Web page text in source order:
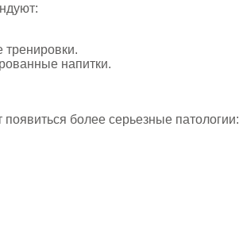
напитки.
более серьезные патологии: